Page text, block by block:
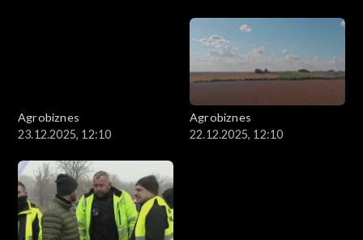
Agrobiznes
23.12.2025, 12:10
Agrobiznes
22.12.2025, 12:10